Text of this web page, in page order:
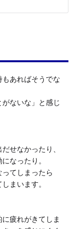
あればそうでな
ないな」と感じ
せなかったり、
なったり。
てしまったら
まいます。
疲れがきてしま